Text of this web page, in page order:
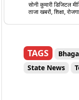
सोनी कुमारी डिजिटल
ताजा खबरों, शिक्षा,
TAGS
State News